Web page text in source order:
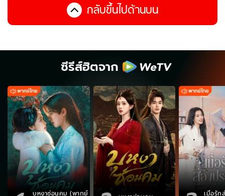
กลับขึ้นไปด้านบน
ซีรีส์ฮิตจาก
บุหงาซ่อนคม (พากย์ เมื่อรัก